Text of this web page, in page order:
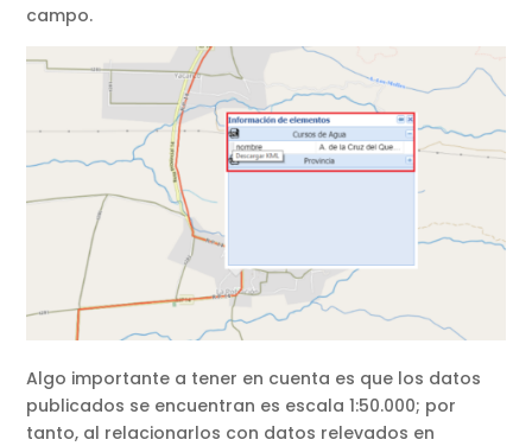
campo.
Algo importante a tener en cuenta es que los datos
publicados se encuentran es escala 1:50.000; por
tanto, al relacionarlos con datos relevados en